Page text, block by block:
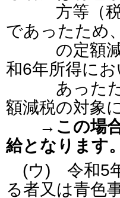
方等（税制
であったため
の定額減税
和6年所得に
あったため
額減税の対象
→この場
給となります。
(ウ) 令和5年
る者又は青色